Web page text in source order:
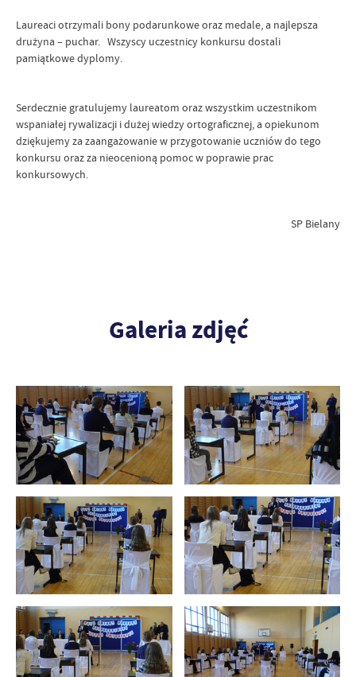
Laureaci otrzymali bony podarunkowe oraz medale, a najlepsza
drużyna – puchar. Wszyscy uczestnicy konkursu dostali
pamiątkowe dyplomy.
Serdecznie gratulujemy laureatom oraz wszystkim uczestnikom
wspaniałej rywalizacji i dużej wiedzy ortograficznej, a opiekunom
dziękujemy za zaangażowanie w przygotowanie uczniów do tego
konkursu oraz za nieocenioną pomoc w poprawie prac
konkursowych.
SP Bielany
Galeria zdjęć